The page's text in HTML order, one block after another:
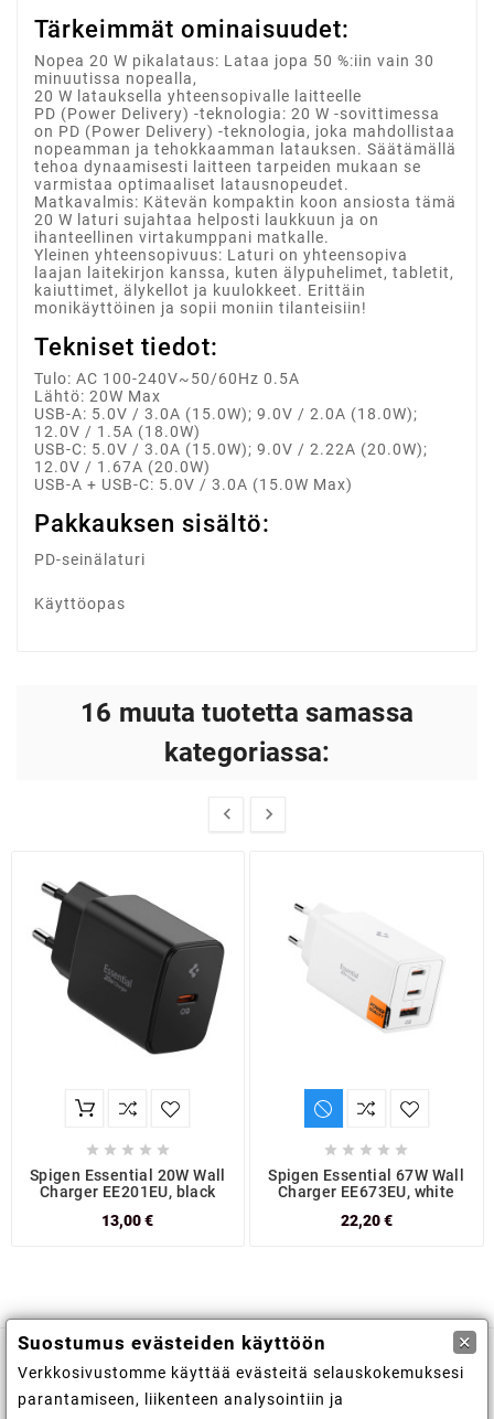
Tärkeimmät ominaisuudet:
Nopea 20 W pikalataus: Lataa jopa 50 %:iin vain 30
minuutissa nopealla,
20 W latauksella yhteensopivalle laitteelle
PD (Power Delivery) -teknologia: 20 W -sovittimessa
on PD (Power Delivery) -teknologia, joka mahdollistaa
nopeamman ja tehokkaamman latauksen. Säätämällä
tehoa dynaamisesti laitteen tarpeiden mukaan se
varmistaa optimaaliset latausnopeudet.
Matkavalmis: Kätevän kompaktin koon ansiosta tämä
20 W laturi sujahtaa helposti laukkuun ja on
ihanteellinen virtakumppani matkalle.
Yleinen yhteensopivuus: Laturi on yhteensopiva
laajan laitekirjon kanssa, kuten älypuhelimet, tabletit,
kaiuttimet, älykellot ja kuulokkeet. Erittäin
monikäyttöinen ja sopii moniin tilanteisiin!
Tekniset tiedot:
Tulo: AC 100-240V~50/60Hz 0.5A
Lähtö: 20W Max
USB-A: 5.0V / 3.0A (15.0W); 9.0V / 2.0A (18.0W);
12.0V / 1.5A (18.0W)
USB-C: 5.0V / 3.0A (15.0W); 9.0V / 2.22A (20.0W);
12.0V / 1.67A (20.0W)
USB-A + USB-C: 5.0V / 3.0A (15.0W Max)
Pakkauksen sisältö:
PD-seinälaturi
Käyttöopas
16 muuta tuotetta samassa
kategoriassa:
 
    
Spigen Essential 20W Wall
Charger EE201EU, black
13,00 €
    
Spigen Essential 67W Wall
Charger EE673EU, white
22,20 €
Kaupan tiedot 
Suostumus evästeiden käyttöön ×
Verkkosivustomme käyttää evästeitä selauskokemuksesi
parantamiseen, liikenteen analysointiin ja